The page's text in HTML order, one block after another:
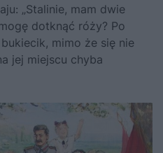
„Stalinie, mam dwie
dotknąć róży? Po
mimo że się nie
jej miejscu chyba